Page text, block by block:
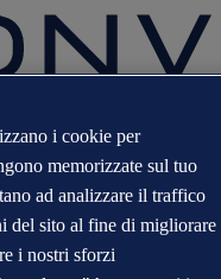
Gruppo Det Norske
i cookie per
memorizzate sul tuo
ad analizzare il traffico
del sito al fine di migliorare
i nostri sforzi